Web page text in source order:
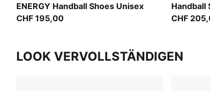
ENERGY Handball Shoes Unisex
CHF 195,00
Handball
CHF
LOOK VERVOLLSTÄNDIGEN